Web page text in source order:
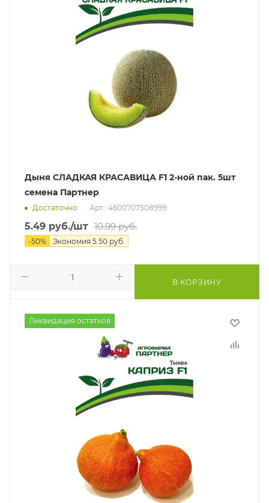
Дыня СЛАДКАЯ КРАСАВИЦА F1 2-ной пак. 5шт
семена Партнер
Достаточно Арт.: 4600707508999
5.49 руб./шт 10.99руб.
-50% Экономия 5.50 руб.
В КОРЗИНУ
Ликвидация остатков